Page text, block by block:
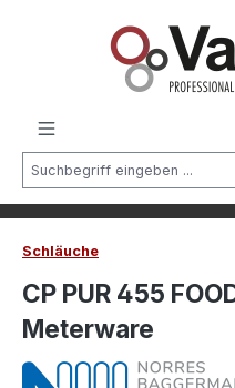
Schläuche
CP PUR 455
Meterware